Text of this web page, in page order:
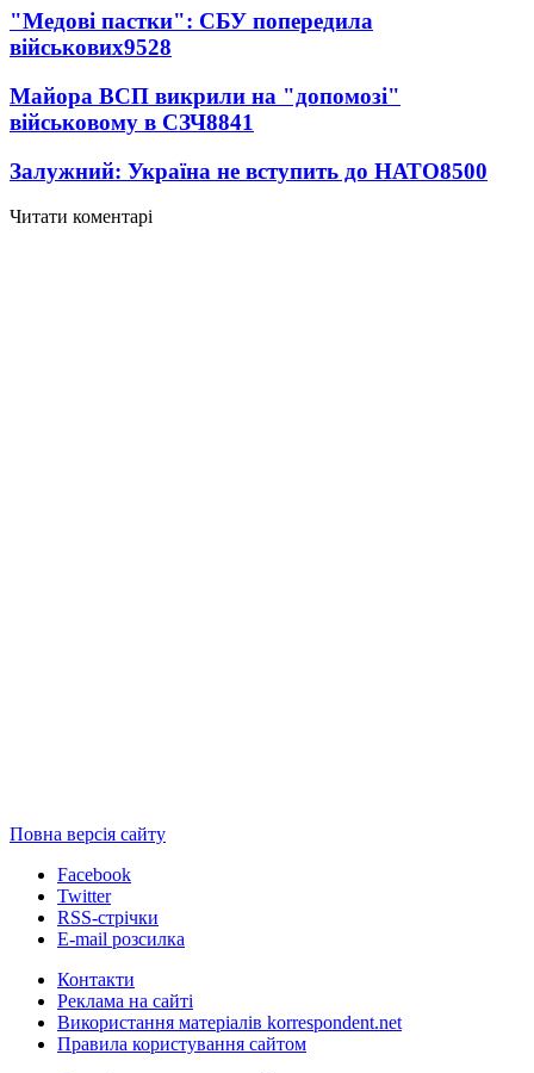
"Медові пастки": СБУ попередила
військових9528
Майора ВСП викрили на "допомозі"
військовому в СЗЧ8841
Залужний: Україна не вступить до НАТО8500
Читати коментарі
Повна версія сайту
Facebook
Twitter
RSS-стрічки
E-mail розсилка
Контакти
Реклама на сайті
Використання матеріалів korrespondent.net
Правила користування сайтом